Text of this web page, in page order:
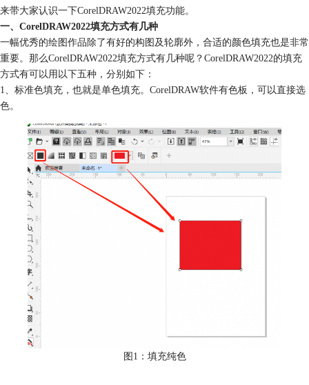
来带大家认识一下CorelDRAW2022填充功能。
一、CorelDRAW2022填充方式有几种
一幅优秀的绘图作品除了有好的构图及轮廓外，合适的颜色填充也是非常
重要。那么CorelDRAW2022填充方式有几种呢？CorelDRAW2022的填充
方式有可以用以下五种，分别如下：
1、标准色填充，也就是单色填充。CorelDRAW软件有色板，可以直接选
色。
图1：填充纯色